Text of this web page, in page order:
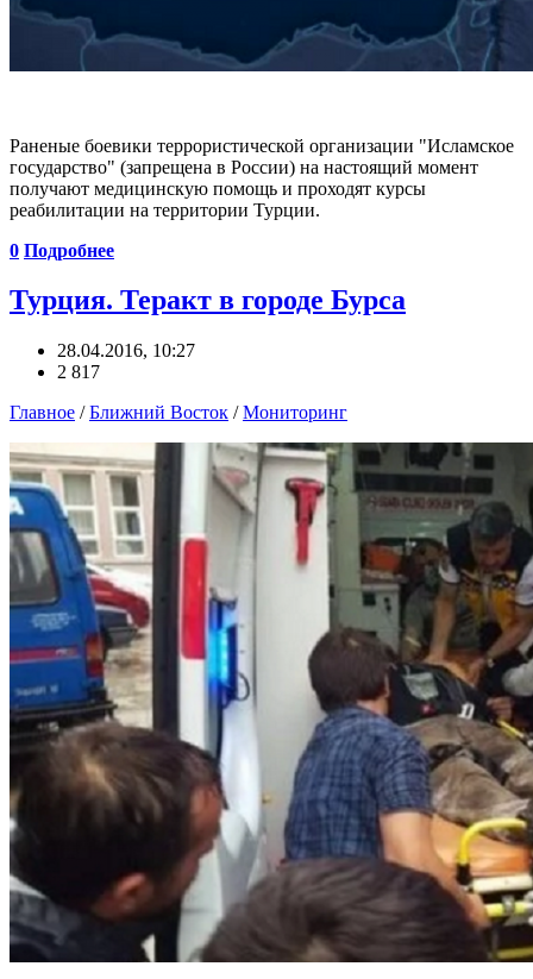
Раненые боевики террористической организации "Исламское
государство" (запрещена в России) на настоящий момент
получают медицинскую помощь и проходят курсы
реабилитации на территории Турции.
0 Подробнее
Турция. Теракт в городе Бурса
28.04.2016, 10:27
2 817
Главное /Ближний Восток /Мониторинг